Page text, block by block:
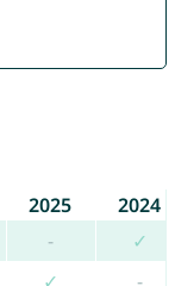
2025
2024
-
✓